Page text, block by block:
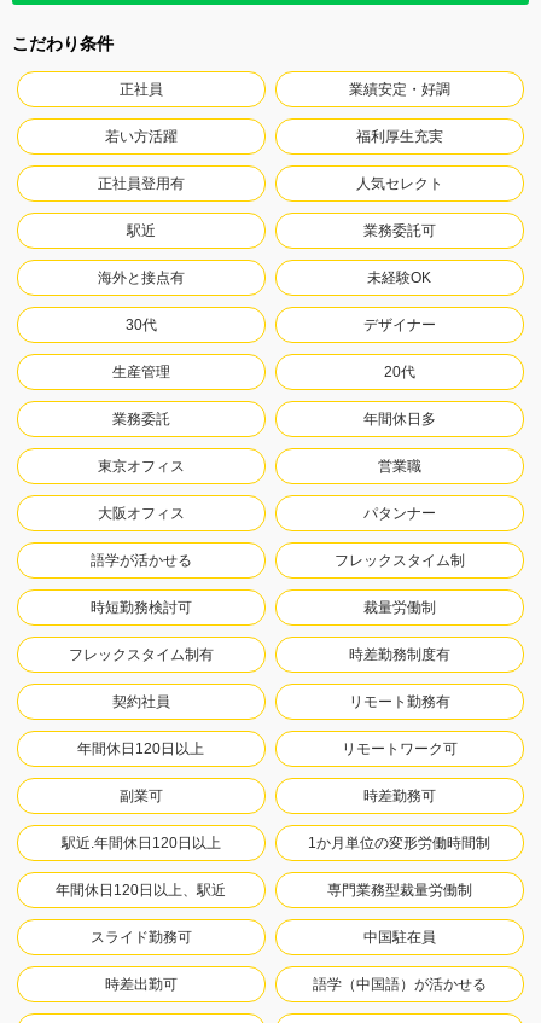
こだわり条件
正社員 業績安定・好調
若い方活躍 福利厚生充実
正社員登用有 人気セレクト
駅近 業務委託可
海外と接点有 未経験OK
30代 デザイナー
生産管理 20代
業務委託 年間休日多
東京オフィス 営業職
大阪オフィス パタンナー
語学が活かせる フレックスタイム制
時短勤務検討可 裁量労働制
フレックスタイム制有 時差勤務制度有
契約社員 リモート勤務有
年間休日120日以上 リモートワーク可
副業可 時差勤務可
駅近.年間休日120日以上 1か月単位の変形労働時間制
年間休日120日以上、駅近 専門業務型裁量労働制
スライド勤務可 中国駐在員
時差出勤可 語学（中国語）が活かせる